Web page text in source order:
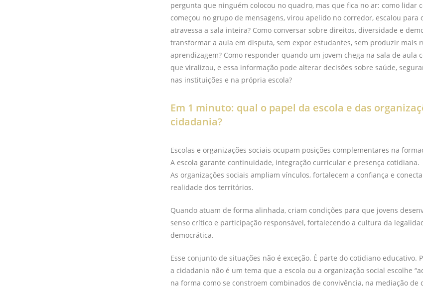
pergunta que ninguém colocou no quadro, mas que fica no ar: como lidar
começou no grupo de mensagens, virou apelido no corredor, escalou para
atravessa a sala inteira? Como conversar sobre direitos, diversidade e
transformar a aula em disputa, sem expor estudantes, sem produzir mais
aprendizagem? Como responder quando um jovem chega na sala de aula
que viralizou, e essa informação pode alterar decisões sobre saúde,
nas instituições e na própria escola?
Em 1 minuto: qual o papel da escola e das
cidadania?
Escolas e organizações sociais ocupam posições complementares na
A escola garante continuidade, integração curricular e presença cotidiana.
As organizações sociais ampliam vínculos, fortalecem a confiança e
realidade dos territórios.
Quando atuam de forma alinhada, criam condições para que jovens
senso crítico e participação responsável, fortalecendo a cultura da
democrática.
Esse conjunto de situações não é exceção. É parte do cotidiano educativo.
a cidadania não é um tema que a escola ou a organização social escolhe
na forma como se constroem combinados de convivência, na mediação de